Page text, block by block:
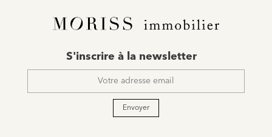
mail
S'inscrire à la newsletter
Envoyer